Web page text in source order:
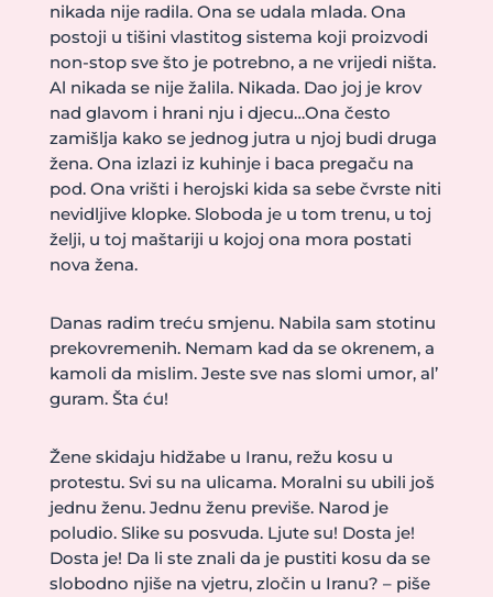
nikada nije radila. Ona se udala mlada. Ona
postoji u tišini vlastitog sistema koji proizvodi
non-stop sve što je potrebno, a ne vrijedi ništa.
Al nikada se nije žalila. Nikada. Dao joj je krov
nad glavom i hrani nju i djecu…Ona često
zamišlja kako se jednog jutra u njoj budi druga
žena. Ona izlazi iz kuhinje i baca pregaču na
pod. Ona vrišti i herojski kida sa sebe čvrste niti
nevidljive klopke. Sloboda je u tom trenu, u toj
želji, u toj maštariji u kojoj ona mora postati
nova žena.
Danas radim treću smjenu. Nabila sam stotinu
prekovremenih. Nemam kad da se okrenem, a
kamoli da mislim. Jeste sve nas slomi umor, al’
guram. Šta ću!
Žene skidaju hidžabe u Iranu, režu kosu u
protestu. Svi su na ulicama. Moralni su ubili još
jednu ženu. Jednu ženu previše. Narod je
poludio. Slike su posvuda. Ljute su! Dosta je!
Dosta je! Da li ste znali da je pustiti kosu da se
slobodno njiše na vjetru, zločin u Iranu? – piše